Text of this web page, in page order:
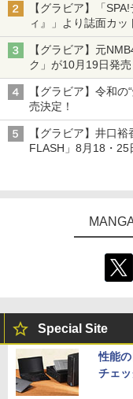
【グラビア】「
ィ』」より誌面カッ
【グラビア】元
ク」が10月19日発売
【グラビア】令和
売決定！
【グラビア】井口
FLASH」8月18・25
Special Site
性能
チェッ